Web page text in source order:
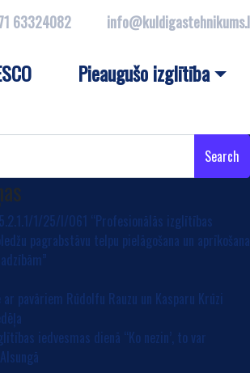
63324082
Pieaugušo izglītība
1/25/I/061 “Profesionālās izglītības
pagrabstāvu telpu pielāgošana un aprīkošana
pavāriem Rūdolfu Rauzu un Kasparu Krūzi
iedvesmas dienā “Ko nezin’, to var